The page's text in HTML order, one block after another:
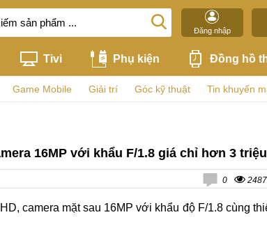
Đăng nhập
Tivi Phụ kiện Đồng hồ
Game Mobile Giải trí Góc kỹ thuật Tin khuyến
16MP với khẩu F/1.8 giá chỉ hơn 3 triệu
0 2487
camera mặt sau 16MP với khẩu độ F/1.8 cùng